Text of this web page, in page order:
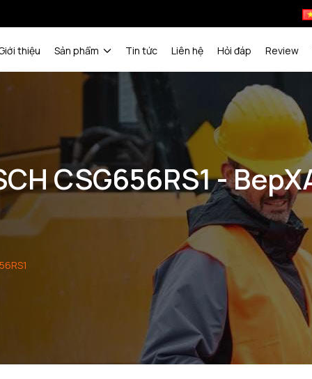
thiệu Sản phẩm Tin tức Liên hệ Hỏi đáp Review
CSG656RS1 -
giảm giá: